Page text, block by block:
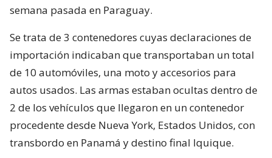
semana pasada en Paraguay.
Se trata de 3 contenedores cuyas declaraciones de
importación indicaban que transportaban un total
de 10 automóviles, una moto y accesorios para
autos usados. Las armas estaban ocultas dentro de
2 de los vehículos que llegaron en un contenedor
procedente desde Nueva York, Estados Unidos, con
transbordo en Panamá y destino final Iquique.